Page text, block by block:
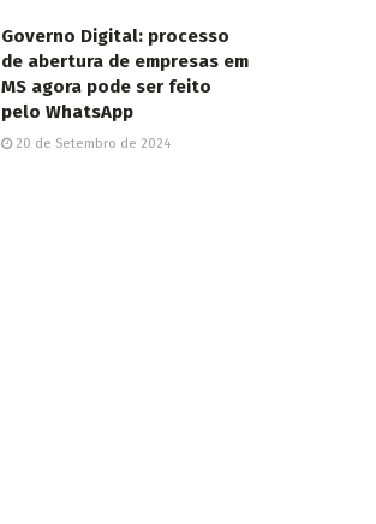
Governo Digital: processo
de abertura de empresas em
MS agora pode ser feito
pelo WhatsApp
20 de Setembro de 2024